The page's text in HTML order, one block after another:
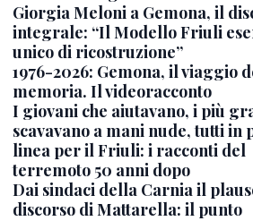
Giorgia Meloni a Gemona, il
integrale: “Il Modello Friuli
unico di ricostruzione”
1976-2026: Gemona, il viaggio
memoria. Il videoracconto
I giovani che aiutavano, i più
scavavano a mani nude, tutti in
linea per il Friuli: i racconti del
terremoto 50 anni dopo
Dai sindaci della Carnia il
discorso di Mattarella: il punto